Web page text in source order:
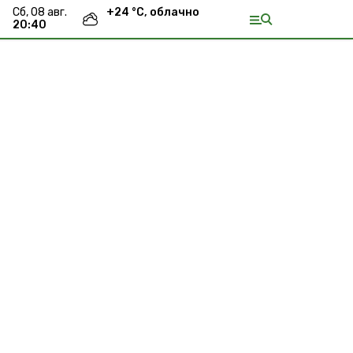
сб, 08 авг.
20:40
+24 °С, облачно